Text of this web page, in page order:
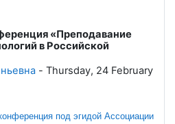
«Преподавание
в Российской
- Thursday, 24 February
под эгидой Ассоциации